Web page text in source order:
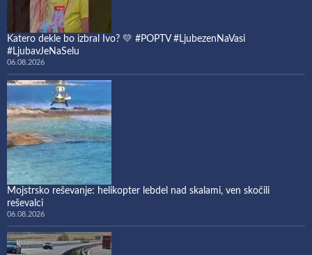
Katero dekle bo izbral Ivo? 💛 #POPTV #LjubezenNaVasi
#LjubavJeNaSelu
06.08.2026
Mojstrsko reševanje: helikopter lebdel nad skalami, ven skočili
reševalci
06.08.2026